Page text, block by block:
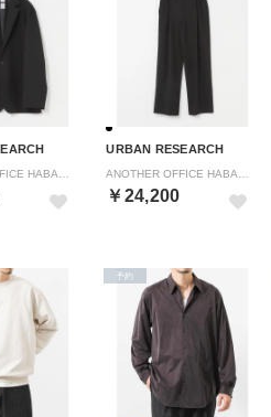
URBAN RESEARCH
￥24,200
予約